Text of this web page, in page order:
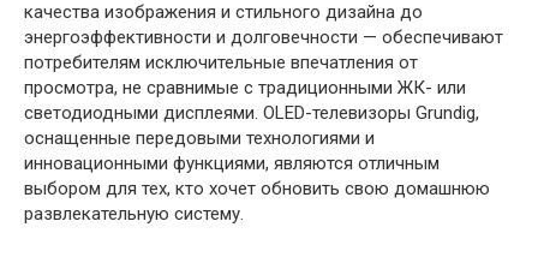
качества изображения и стильного дизайна до
энергоэффективности и долговечности — обеспечивают
потребителям исключительные впечатления от
просмотра, не сравнимые с традиционными ЖК- или
светодиодными дисплеями. OLED-телевизоры Grundig,
оснащенные передовыми технологиями и
инновационными функциями, являются отличным
выбором для тех, кто хочет обновить свою домашнюю
развлекательную систему.